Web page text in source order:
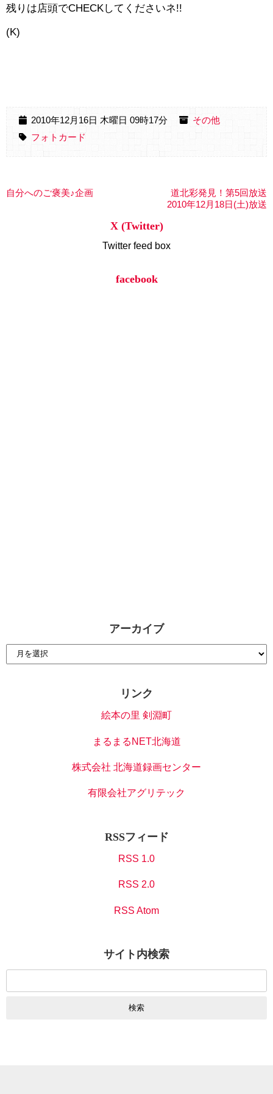
残りは店頭でCHECKしてくださいネ!!
(K)
2010年12月16日 木曜日 09時17分
その他
フォトカード
自分へのご褒美♪企画
道北彩発見！第5回放送
2010年12月18日(土)放送
X (Twitter)
Twitter feed box
facebook
アーカイブ
リンク
絵本の里 剣淵町
まるまるNET北海道
株式会社 北海道録画センター
有限会社アグリテック
RSSフィード
RSS 1.0
RSS 2.0
RSS Atom
サイト内検索